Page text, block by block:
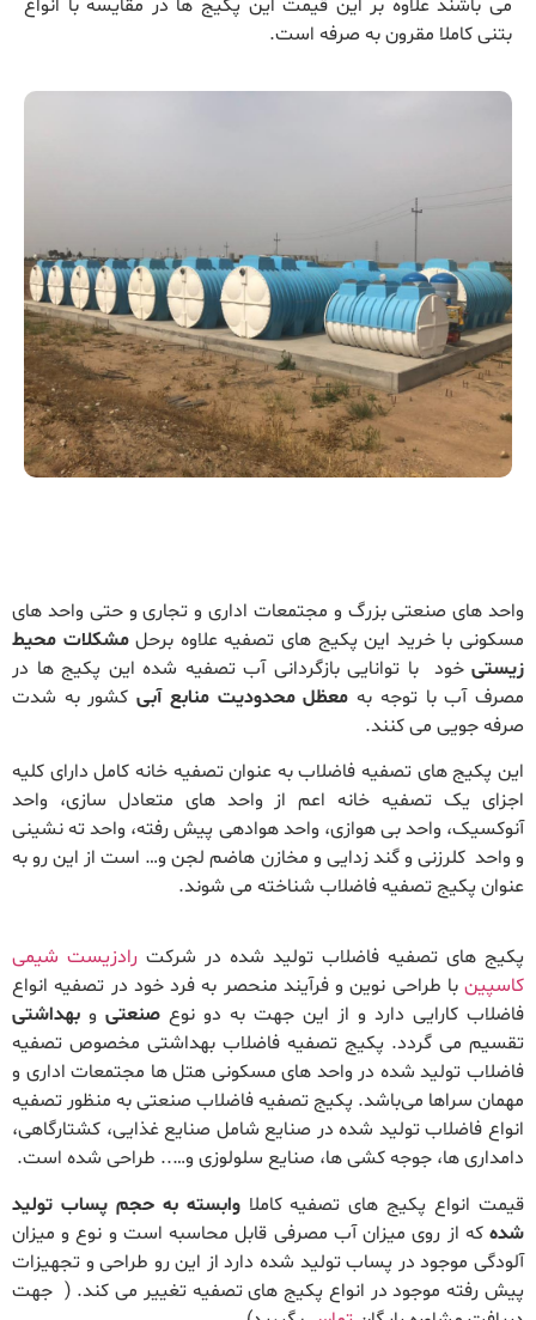
می باشند علاوه بر این قیمت این پکیج ها در مقایسه با انواع
بتنی کاملا مقرون به صرفه است.
واحد های صنعتی بزرگ و مجتمعات اداری و تجاری و حتی واحد های
مسکونی با خرید این پکیج های تصفیه علاوه برحلمشکلات محیط
زیستیخود با توانایی بازگردانی آب تصفیه شده این پکیج ها در
مصرف آب با توجه به معظل محدودیت منابع آبیکشور به شدت
صرفه جویی می کنند.
این پکیج های تصفیه فاضلاب به عنوان تصفیه خانه کامل دارای کلیه
اجزای یک تصفیه خانه اعم از واحد های متعادل سازی، واحد
آنوکسیک، واحد بی هوازی، واحد هوادهی پیش رفته، واحد ته نشینی
و واحد کلرزنی و گند زدایی و مخازن هاضم لجن و… است از این رو به
عنوان پکیج تصفیه فاضلاب شناخته می شوند.
پکیج های تصفیه فاضلاب تولید شده در شرکت رادزیست شیمی
کاسپین با طراحی نوین و فرآیند منحصر به فرد خود در تصفیه انواع
فاضلاب کارایی دارد و از این جهت به دو نوع صنعتی و بهداشتی
تقسیم می گردد. پکیج تصفیه فاضلاب بهداشتی مخصوص تصفیه
فاضلاب تولید شده در واحد های مسکونی هتل ها مجتمعات اداری و
مهمان سراها می‌باشد. پکیج تصفیه فاضلاب صنعتی به منظور تصفیه
انواع فاضلاب تولید شده در صنایع شامل صنایع غذایی، کشتارگاهی،
دامداری ها، جوجه کشی ها، صنایع سلولوزی و….. طراحی شده است.
قیمت انواع پکیج های تصفیه کاملاوابسته به حجم پساب تولید
شدهکه از روی میزان آب مصرفی قابل محاسبه است و نوع و میزان
آلودگی موجود در پساب تولید شده دارد از این رو طراحی و تجهیزات
پیش رفته موجود در انواع پکیج های تصفیه تغییر می کند. ( جهت